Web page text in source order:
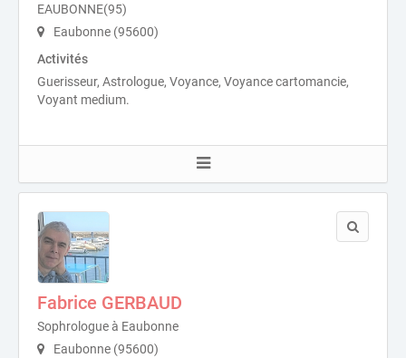
EAUBONNE(95)
Eaubonne (95600)
Activités
Guerisseur, Astrologue, Voyance, Voyance cartomancie,
Voyant medium.
Fabrice GERBAUD
Sophrologue à Eaubonne
Eaubonne (95600)